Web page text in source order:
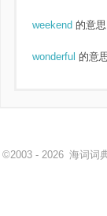
weekend 的意思
wonderful 的意
©2003 - 2026 海词词